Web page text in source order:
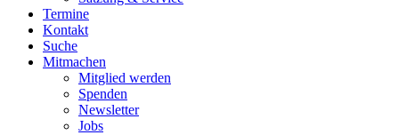
Termine
Kontakt
Suche
Mitmachen
Mitglied werden
Spenden
Newsletter
Jobs